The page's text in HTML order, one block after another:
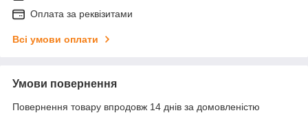
Оплата за реквізитами
Всі умови оплати
Умови повернення
Повернення товару впродовж 14 днів за домовленістю